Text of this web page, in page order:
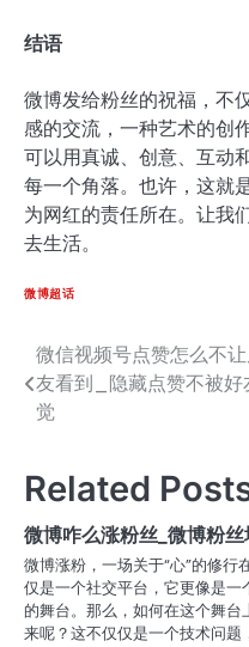
结语
微博发给粉丝的祝福，不
感的交流，一种艺术的创
可以用真诚、创意、互动
每一个角落。也许，这就
为网红的责任所在。让我
去生活。
微博超话
文
章
航
微信视频号点赞怎么不
友看到_隐藏点赞不被好
觉
Related
微博咋么涨粉丝_微博粉
微博涨粉，一场关于“心”的修行
仅是一个社交平台，它更像是
的舞台。那么，如何在这个舞
来呢？这不仅仅是一个技术问题